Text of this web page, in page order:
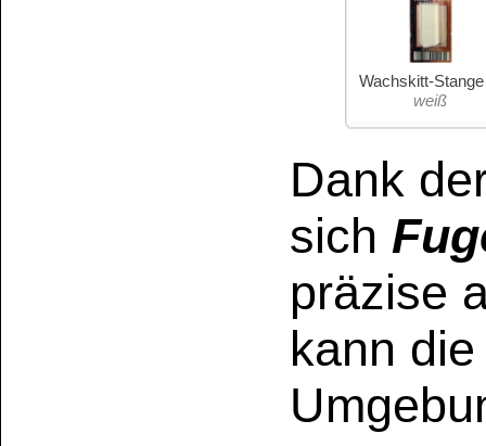
Beständig
und
Für Bad,
DIN
Sicher